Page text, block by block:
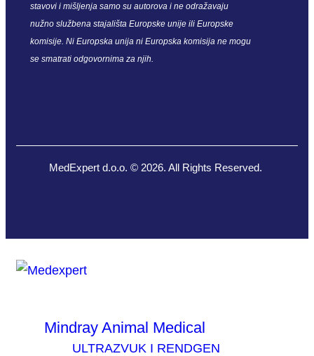
stavovi i mišljenja samo su autorova i ne odražavaju
nužno službena stajališta Europske unije ili Europske
komisije. Ni Europska unija ni Europska komisija ne mogu
se smatrati odgovornima za njih.
MedExpert d.o.o. © 2026. All Rights Reserved.
Mindray Animal Medical
ULTRAZVUK I RENDGEN